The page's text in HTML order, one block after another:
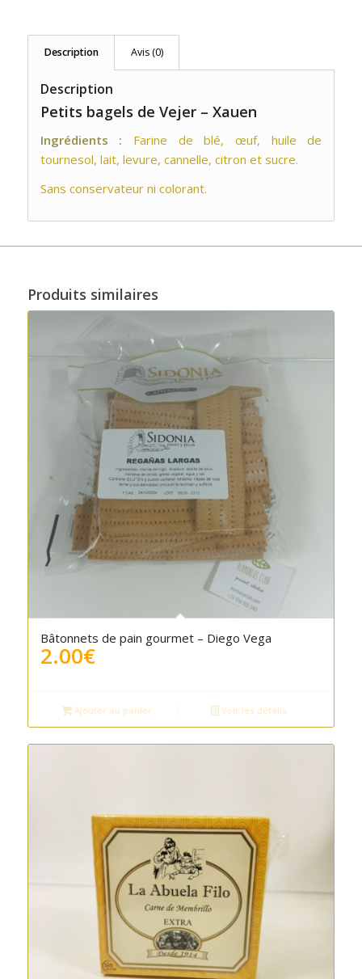
Description Avis (0)
Description
Petits bagels de Vejer – Xauen
Ingrédients : Farine de blé, œuf, huile de
tournesol, lait, levure, cannelle, citron et sucre.
Sans conservateur ni colorant.
Produits similaires
Bâtonnets de pain gourmet – Diego Vega
2.00€
Ajouter au panier Voir les détails